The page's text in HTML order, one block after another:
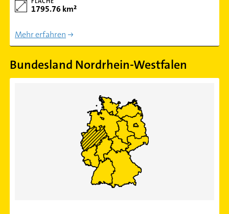
1795.76 km²
Mehr erfahren
Bundesland Nordrhein-Westfalen